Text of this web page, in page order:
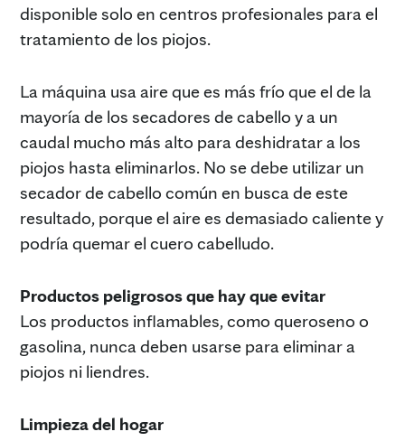
disponible solo en centros profesionales para el
tratamiento de los piojos.
La máquina usa aire que es más frío que el de la
mayoría de los secadores de cabello y a un
caudal mucho más alto para deshidratar a los
piojos hasta eliminarlos. No se debe utilizar un
secador de cabello común en busca de este
resultado, porque el aire es demasiado caliente y
podría quemar el cuero cabelludo.
Productos peligrosos que hay que evitar
Los productos inflamables, como queroseno o
gasolina, nunca deben usarse para eliminar a
piojos ni liendres.
Limpieza del hogar